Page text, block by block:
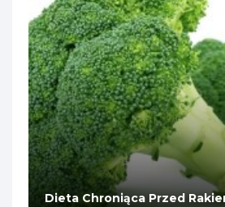
Dieta Chroniąca Przed